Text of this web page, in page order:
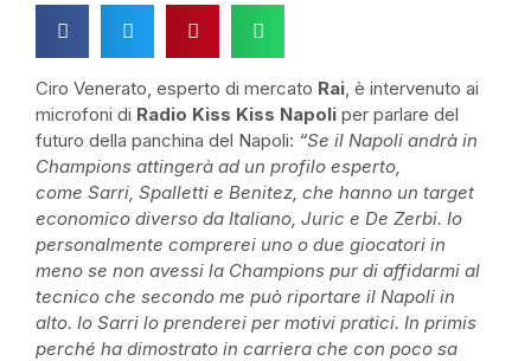
Ciro Venerato, esperto di mercato Rai, è intervenuto ai
microfoni di Radio Kiss Kiss Napoli per parlare del
futuro della panchina del Napoli: “Se il Napoli andrà in
Champions attingerà ad un profilo esperto,
come Sarri, Spalletti e Benitez, che hanno un target
economico diverso da Italiano, Juric e De Zerbi. Io
personalmente comprerei uno o due giocatori in
meno se non avessi la Champions pur di affidarmi al
tecnico che secondo me può riportare il Napoli in
alto. Io Sarri lo prenderei per motivi pratici. In primis
perché ha dimostrato in carriera che con poco sa